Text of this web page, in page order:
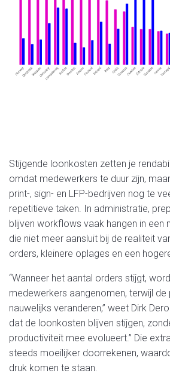
Stijgende loonkosten zetten je
omdat medewerkers te duur zijn,
print-, sign- en LFP-bedrijven nog te
repetitieve taken. In administratie,
blijven workflows vaak hangen in een
die niet meer aansluit bij de realiteit
orders, kleinere oplages en een
“Wanneer het aantal orders stijgt,
medewerkers aangenomen, terwijl
nauwelijks veranderen,” weet Dirk
dat de loonkosten blijven stijgen,
productiviteit mee evolueert.” Die
steeds moeilijker doorrekenen,
druk komen te staan.